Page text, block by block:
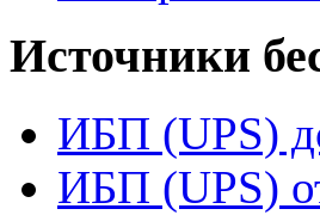
Источники
ИБП (UPS)
ИБП (UPS)